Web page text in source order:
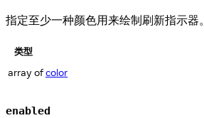
指定至少一种颜色用来绘制刷新指示器。
类型
array ofcolor
enabled